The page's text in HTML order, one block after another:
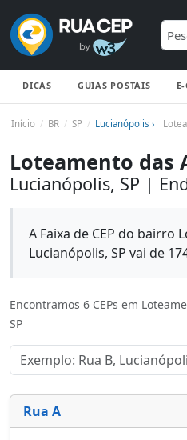
DICAS GUIAS POSTAIS
Início BR SP Lucianópolis ›
Loteamento das
Lucianópolis, SP |
A Faixa de CEP do bairro
Lucianópolis, SP vai de
Encontramos 6 CEPs em
SP
Rua A